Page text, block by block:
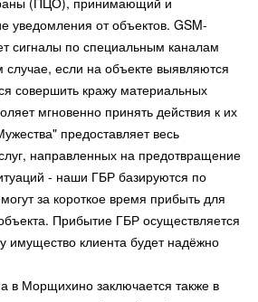
уведомления от объектов. GSM-
сигналы по специальным каналам
случае, если на объекте выявляются
совершить кражу материальных
мгновенно принять действия к их
предоставляет весь
направленных на предотвращение
- наши ГБР базируются по
за короткое время прибыть для
Прибытие ГБР осуществляется
имущество клиента будет надёжно
в Морщихино заключается также в